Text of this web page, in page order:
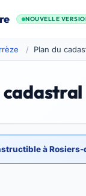
NOUVELLE
Plan du
à